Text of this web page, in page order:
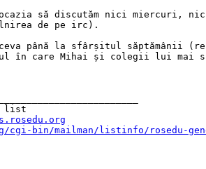
ocazia să discutăm nici miercuri,
de pe irc).
până la sfârșitul săptămânii
în care Mihai și colegii lui mai
bin/mailman/listinfo/rosedu-